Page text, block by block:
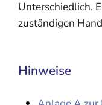
Unterschiedlich.
zuständigen
Hinweise